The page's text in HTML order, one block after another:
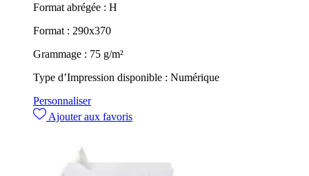
Format abrégée : H
Format : 290x370
Grammage : 75 g/m²
Type d’Impression disponible : Numérique
Personnaliser
Ajouter aux favoris